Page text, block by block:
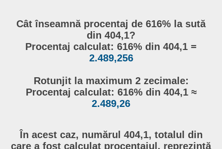
Cât înseamnă procentaj de 616% la sută
din 404,1?
Procentaj calculat: 616% din 404,1 =
2.489,256
Rotunjit la maximum 2 zecimale:
Procentaj calculat: 616% din 404,1 ≈
2.489,26
În acest caz, numărul 404,1, totalul din
care a fost calculat procentajul, reprezintă